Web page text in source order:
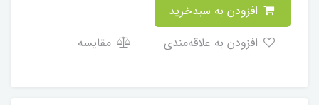
مقایسه